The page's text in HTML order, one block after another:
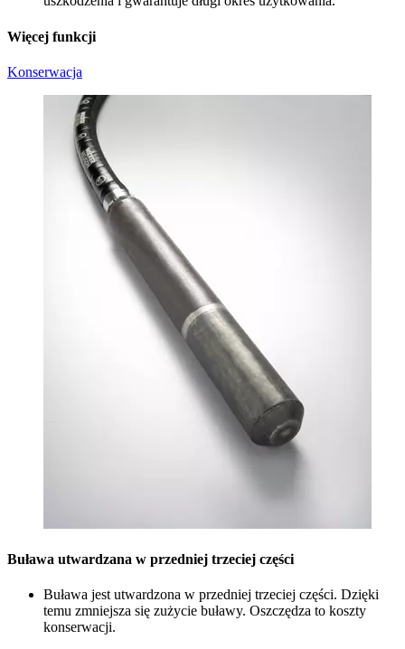
Więcej funkcji
Konserwacja
Buława utwardzana w przedniej trzeciej części
Buława jest utwardzona w przedniej trzeciej części. Dzięki
temu zmniejsza się zużycie buławy. Oszczędza to koszty
konserwacji.